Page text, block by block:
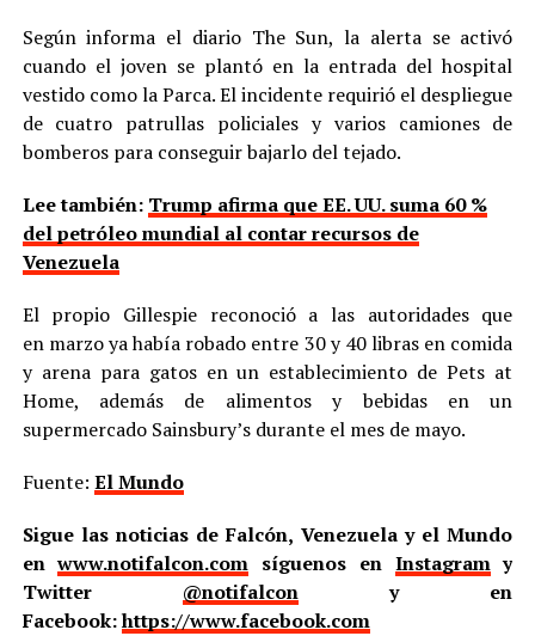
Según informa el diario The Sun, la alerta se activó
cuando el joven se plantó en la entrada del hospital
vestido como la Parca. El incidente requirió el despliegue
de cuatro patrullas policiales y varios camiones de
bomberos para conseguir bajarlo del tejado.
Lee también: Trump afirma que EE. UU. suma 60 %
del petróleo mundial al contar recursos de
Venezuela
El propio Gillespie reconoció a las autoridades que
en marzo ya había robado entre 30 y 40 libras en comida
y arena para gatos en un establecimiento de Pets at
Home, además de alimentos y bebidas en un
supermercado Sainsbury’s durante el mes de mayo.
Fuente: El Mundo
Sigue las noticias de Falcón, Venezuela y el Mundo
enwww.notifalcon.com síguenos en Instagramy
Twitter @notifalcony en
Facebook:https://www.facebook.com